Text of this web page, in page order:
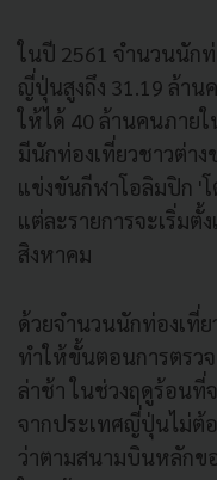
ในปี 2561 จำนวนนัก
ญี่ปุ่นสูงถึง 31.19 ล้าน
ให้ได้ 40 ล้านคนภาย
มีนักท่องเที่ยวชาวต่าง
แข่งขันกีฬาโอลิมปิก '
แต่ละรายการจะเริ่มตั้
สิงหาคม
ด้วยจำนวนนักท่องเที่
ทำให้ขั้นตอนการตรว
ล่าช้า ในช่วงฤดูร้อนที่
จากประเทศญี่ปุ่นไม่ต้
ว่าตามสนามบินหลักข